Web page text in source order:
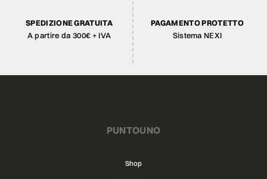
SPEDIZIONE GRATUITA
A partire da 300€ + IVA
PAGAMENTO PROTETTO
Sistema NEXI
PUNTOUNO
Shop